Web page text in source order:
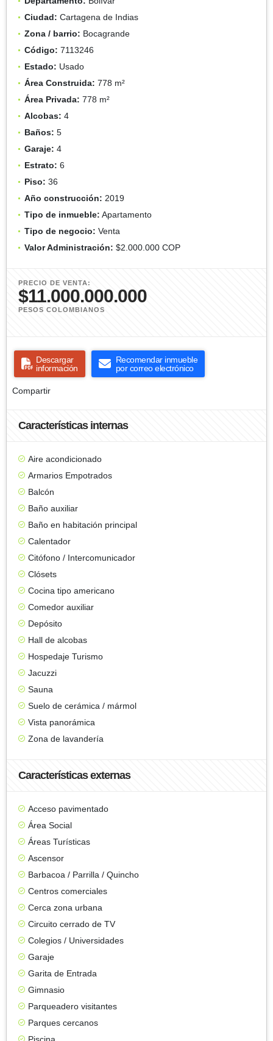
Ciudad: Cartagena de Indias
Zona / barrio: Bocagrande
Código: 7113246
Estado: Usado
Área Construida: 778 m²
Área Privada: 778 m²
Alcobas: 4
Baños: 5
Garaje: 4
Estrato: 6
Piso: 36
Año construcción: 2019
Tipo de inmueble: Apartamento
Tipo de negocio: Venta
Valor Administración: $2.000.000 COP
PRECIO DE VENTA:
$11.000.000.000
PESOS COLOMBIANOS
Descargar
información
Recomendar inmueble
por correo electrónico
Compartir
Características internas
Aire acondicionado
Armarios Empotrados
Balcón
Baño auxiliar
Baño en habitación principal
Calentador
Citófono / Intercomunicador
Clósets
Cocina tipo americano
Comedor auxiliar
Depósito
Hall de alcobas
Hospedaje Turismo
Jacuzzi
Sauna
Suelo de cerámica / mármol
Vista panorámica
Zona de lavandería
Características externas
Acceso pavimentado
Área Social
Áreas Turísticas
Ascensor
Barbacoa / Parrilla / Quincho
Centros comerciales
Cerca zona urbana
Circuito cerrado de TV
Colegios / Universidades
Garaje
Garita de Entrada
Gimnasio
Parqueadero visitantes
Parques cercanos
Piscina